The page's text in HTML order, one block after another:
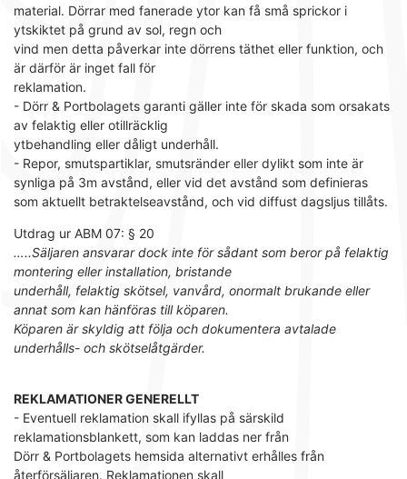
material. Dörrar med fanerade ytor kan få små sprickor i
ytskiktet på grund av sol, regn och
vind men detta påverkar inte dörrens täthet eller funktion, och
är därför är inget fall för
reklamation.
- Dörr & Portbolagets garanti gäller inte för skada som orsakats
av felaktig eller otillräcklig
ytbehandling eller dåligt underhåll.
- Repor, smutspartiklar, smutsränder eller dylikt som inte är
synliga på 3m avstånd, eller vid det avstånd som definieras
som aktuellt betraktelseavstånd, och vid diffust dagsljus tillåts.
Utdrag ur ABM 07: § 20
…..Säljaren ansvarar dock inte för sådant som beror på felaktig
montering eller installation, bristande
underhåll, felaktig skötsel, vanvård, onormalt brukande eller
annat som kan hänföras till köparen.
Köparen är skyldig att följa och dokumentera avtalade
underhålls- och skötselåtgärder.
REKLAMATIONER GENERELLT
- Eventuell reklamation skall ifyllas på särskild
reklamationsblankett, som kan laddas ner från
Dörr & Portbolagets hemsida alternativt erhålles från
återförsäljaren. Reklamationen skall